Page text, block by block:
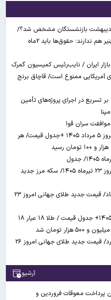
بازنشستگان مشخص شد؟/
کریمی: بازنشستگان توان خرید نان و پنیر هم ندارند؛ حقوق‌ها باید ۲ماه
ایران / نایب‌رئیس کمیسیون گمرک
آمریکایی ممنوع است/ قاچاق برنج
تسریع در اجرای پروژه‌های تأمین
افزایش قیمت طلا و سکه در بازار امروز ۵ مرداد ۱۴۰۵ +جدول قیمت/ هر
قیمت زمان بازگشایی طلا و سکه امروز ۲۳ تیرماه ۱۴۰۵/ سکه مرز جدید
طلا در پایین‌ترین سطح قیمتی ایستاد/ قیمت جدید طلای جهانی امروز ۲۳
آخرین قیمت طلا و سکه ۲۷ تیرماه ۱۴۰۵+ جدول قیمت / طلا ۱۸ عیار ۱۸
بزرگ‌ترین کاهش قیمت طلا رقم خورد/ قیمت جدید طلای جهانی امروز ۲۶
آرشیو
پرداخت معوقات فروردین و